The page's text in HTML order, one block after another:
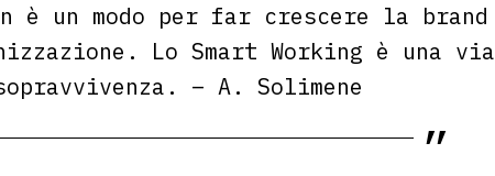
è un modo per far crescere la brand
Lo Smart Working è una via
– A. Solimene